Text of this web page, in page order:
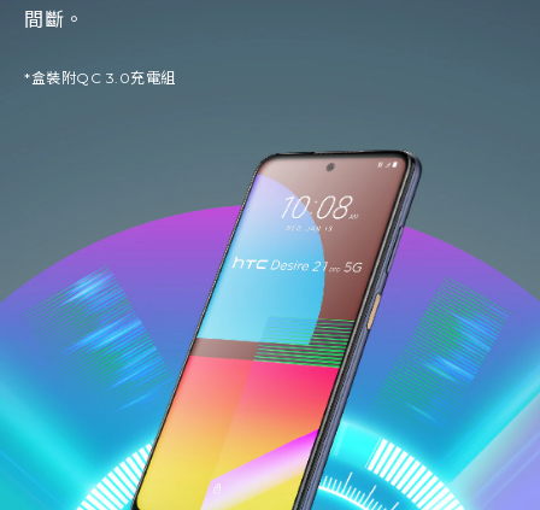
間斷。
*盒裝附QC 3.0充電組